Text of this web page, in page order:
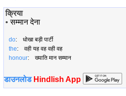
क्रिया
•सम्मान देना
do: धोखा बड़ी पार्टी
the: वही यह वह वही वह
honour: ख्याति मान सम्मान
डाउनलोड Hindlish App